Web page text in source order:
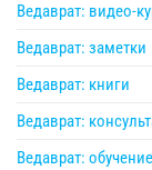
Ведаврат: видео-
Ведаврат: заметки
Ведаврат: книги
Ведаврат:
Ведаврат: обучение